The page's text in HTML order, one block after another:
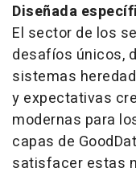
Diseñada
El sector de los
desafíos únicos,
sistemas
y expectativas
modernas para
capas de
satisfacer estas